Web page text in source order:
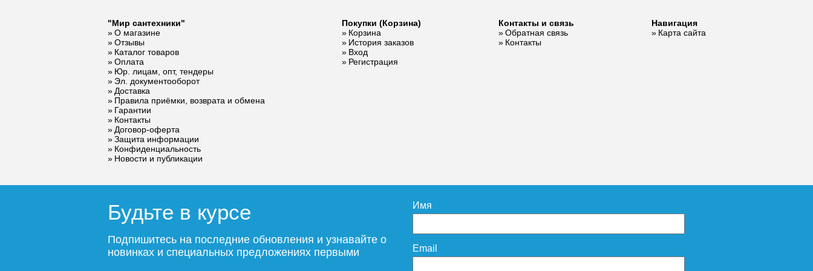
Смеситель для
раковины ESKO
Sochi Gold
SC26Gold
Подробнее
Смеситель HAIBA
HB5518-7 c
гигиенической
лейкой
Подробнее
"Мир сантехники"
О магазине
Отзывы
Каталог товаров
Оплата
Юр. лицам, опт, тендеры
Эл. документооборот
Доставка
Правила приёмки, возврата и обмена
Гарантии
Контакты
Договор-оферта
Защита информации
Конфиденциальность
Новости и публикации
Покупки (Корзина)
Корзина
История заказов
Вход
Регистрация
Контакты и связь
Обратная связь
Контакты
Навигация
Карта сайта
Будьте в курсе
Подпишитесь на последние обновления и узнавайте о
новинках и специальных предложениях первыми
Имя
Email